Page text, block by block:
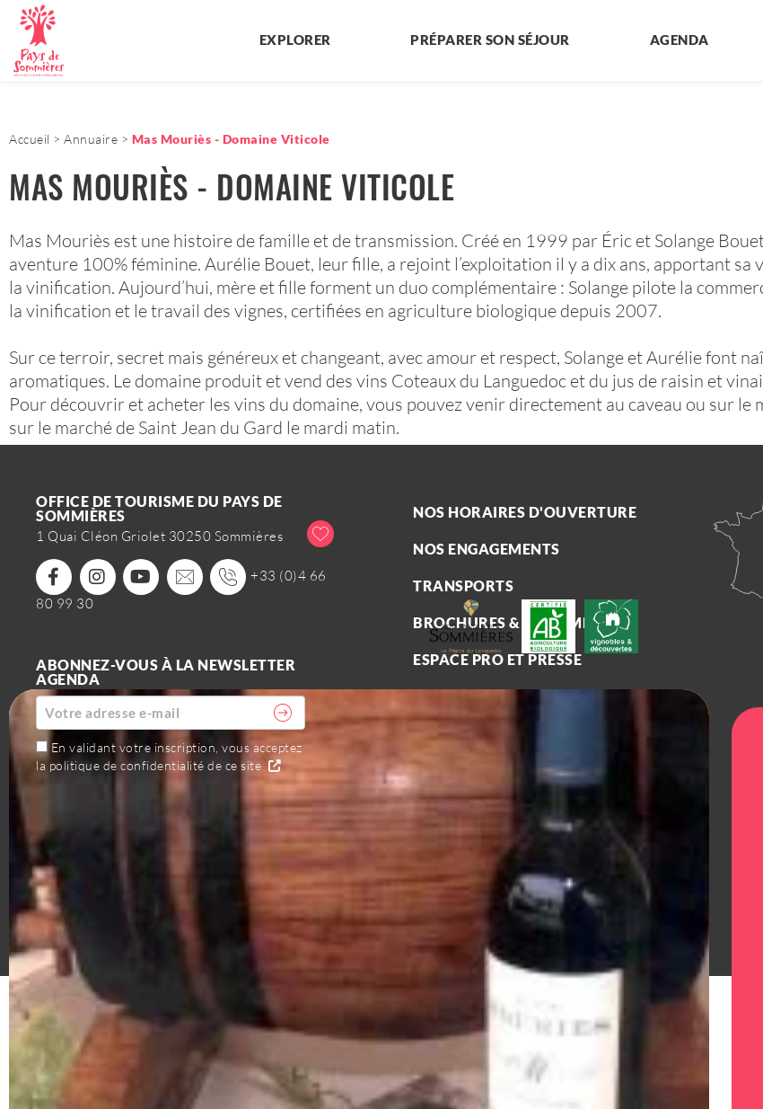
EXPLORER PRÉPARER SON SÉJOUR AGENDA
Accueil Annuaire Mas Mouriès - Domaine Viticole
MAS MOURIÈS - DOMAINE VITICOLE
Mas Mouriès est une histoire de famille et de transmission. Créé en 1999 par Éric et Solange
aventure 100% féminine. Aurélie Bouet, leur fille, a rejoint l’exploitation il y a dix ans, apportant sa
la vinification. Aujourd’hui, mère et fille forment un duo complémentaire : Solange pilote la
la vinification et le travail des vignes, certifiées en agriculture biologique depuis 2007.
Sur ce terroir, secret mais généreux et changeant, avec amour et respect, Solange et Aurélie font
aromatiques. Le domaine produit et vend des vins Coteaux du Languedoc et du jus de raisin et
Pour découvrir et acheter les vins du domaine, vous pouvez venir directement au caveau ou sur le
sur le marché de Saint Jean du Gard le mardi matin.
OFFICE DE TOURISME DU PAYS DE
SOMMIÈRES
1 Quai Cléon Griolet 30250 Sommières
+33 (0)4 66
80 99 30
ABONNEZ-VOUS À LA NEWSLETTER
AGENDA
En validant votre inscription, vous acceptez
la politique de confidentialité de ce site
NOS HORAIRES D'OUVERTURE
NOS ENGAGEMENTS
TRANSPORTS
BROCHURES & DOCUMENTS
ESPACE PRO ET PRESSE
Plan du site Mentions légales Politique de confidentialité